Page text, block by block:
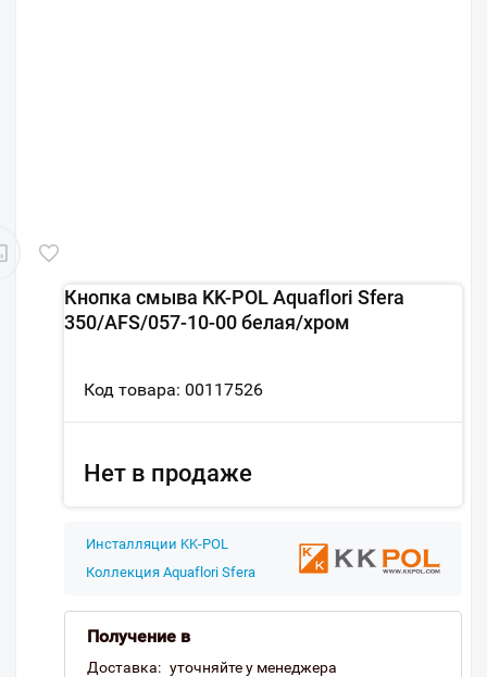
Кнопка смыва KK-POL Aquaflori Sfera
350/AFS/057-10-00 белая/хром
Код товара: 00117526
Нет в продаже
Инсталляции KK-POL
Коллекция Aquaflori Sfera
Получение в
Доставка: уточняйте у менеджера